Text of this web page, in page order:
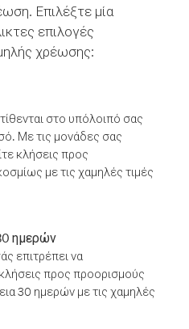
Επιλέξτε μία
επιλογές
χρέωσης:
στο υπόλοιπό σας
Με τις μονάδες σας
κλήσεις προς
με τις χαμηλές τιμές
ημερών
επιτρέπει να
προς προορισμούς
30 ημερών με τις χαμηλές